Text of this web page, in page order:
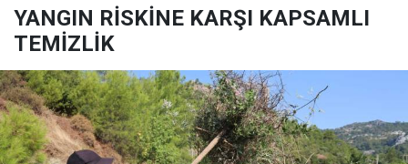
YANGIN RİSKİNE KARŞI KAPSAMLI
TEMİZLİK